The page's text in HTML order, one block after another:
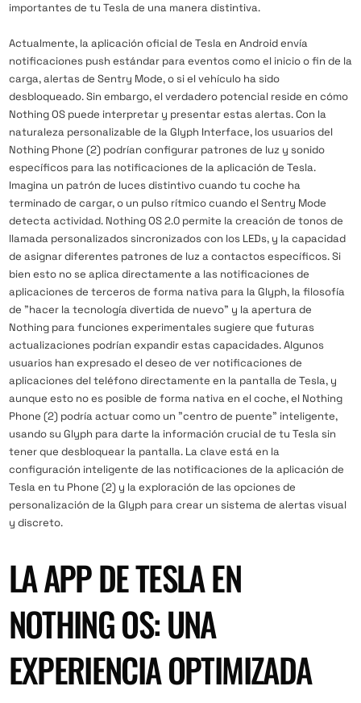
importantes de tu Tesla de una manera distintiva.
Actualmente, la aplicación oficial de Tesla en Android envía
notificaciones push estándar para eventos como el inicio o fin de la
carga, alertas de Sentry Mode, o si el vehículo ha sido
desbloqueado. Sin embargo, el verdadero potencial reside en cómo
Nothing OS puede interpretar y presentar estas alertas. Con la
naturaleza personalizable de la Glyph Interface, los usuarios del
Nothing Phone (2) podrían configurar patrones de luz y sonido
específicos para las notificaciones de la aplicación de Tesla.
Imagina un patrón de luces distintivo cuando tu coche ha
terminado de cargar, o un pulso rítmico cuando el Sentry Mode
detecta actividad. Nothing OS 2.0 permite la creación de tonos de
llamada personalizados sincronizados con los LEDs, y la capacidad
de asignar diferentes patrones de luz a contactos específicos. Si
bien esto no se aplica directamente a las notificaciones de
aplicaciones de terceros de forma nativa para la Glyph, la filosofía
de "hacer la tecnología divertida de nuevo" y la apertura de
Nothing para funciones experimentales sugiere que futuras
actualizaciones podrían expandir estas capacidades. Algunos
usuarios han expresado el deseo de ver notificaciones de
aplicaciones del teléfono directamente en la pantalla de Tesla, y
aunque esto no es posible de forma nativa en el coche, el Nothing
Phone (2) podría actuar como un "centro de puente" inteligente,
usando su Glyph para darte la información crucial de tu Tesla sin
tener que desbloquear la pantalla. La clave está en la
configuración inteligente de las notificaciones de la aplicación de
Tesla en tu Phone (2) y la exploración de las opciones de
personalización de la Glyph para crear un sistema de alertas visual
y discreto.
LA APP DE TESLA EN
NOTHING OS: UNA
EXPERIENCIA OPTIMIZADA